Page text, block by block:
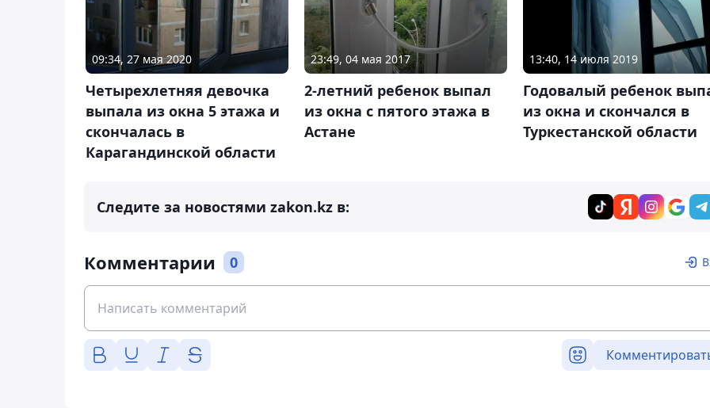
09:34, 27 мая 2020
Четырехлетняя девочка
выпала из окна 5 этажа и
скончалась в
Карагандинской области
23:49, 04 мая 2017
2-летний ребенок выпал
из окна с пятого этажа в
Астане
13:40, 14 июля 2019
Годовалый ребенок
из окна и скончался в
Туркестанской области
Следите за новостями zakon.kz в:
Комментарии 0